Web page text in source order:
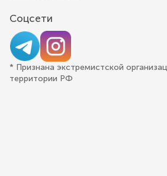
Соцсети
* Признана экстремистской
территории РФ